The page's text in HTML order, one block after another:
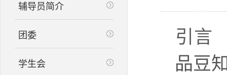
辅导员简介
团委
学生会
引言
品豆